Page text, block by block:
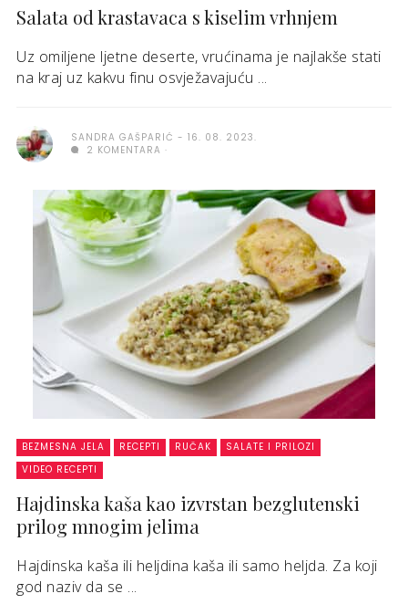
Salata od krastavaca s kiselim vrhnjem
Uz omiljene ljetne deserte, vrućinama je najlakše stati
na kraj uz kakvu finu osvježavajuću ...
SANDRA GAŠPARIĆ
16. 08. 2023.
2 KOMENTARA
BEZMESNA JELA RECEPTI RUČAK
SALATE I PRILOZI
VIDEO RECEPTI
Hajdinska kaša kao izvrstan bezglutenski
prilog mnogim jelima
Hajdinska kaša ili heljdina kaša ili samo heljda. Za koji
god naziv da se ...